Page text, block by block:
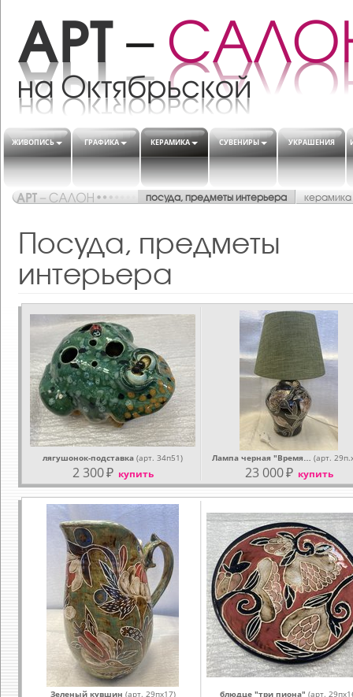
ЖИВОПИСЬ ГРАФИКА КЕРАМИКА СУВЕНИРЫ УКРАШЕНИЯ
посуда, предметы интерьера керамика
Посуда, предметы
интерьера
лягушонок-подставка (арт. 34п51)
2 300₽ купить
Лампа черная "Время… (арт.
23 000₽ купить
Зеленый кувшин (арт. 29пх17) блюдце "три пиона" (арт.